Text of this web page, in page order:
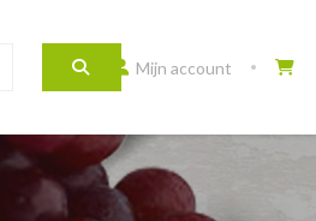
Mijn account